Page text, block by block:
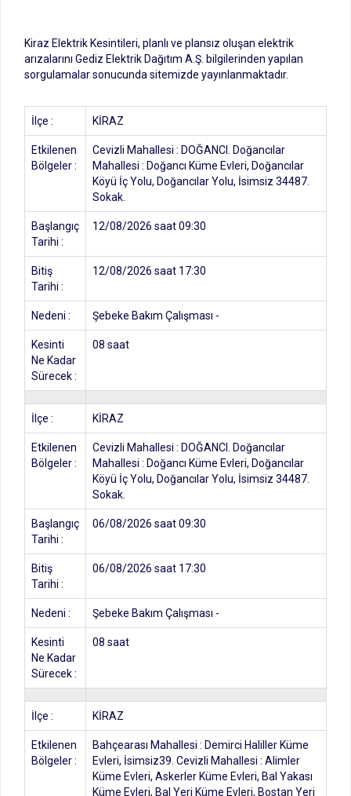
Kiraz Elektrik Kesintileri, planlı ve plansız oluşan elektrik
arızalarını Gediz Elektrik Dağıtım A.Ş. bilgilerinden yapılan
sorgulamalar sonucunda sitemizde yayınlanmaktadır.
İlçe : KİRAZ
Etkilenen
Bölgeler :
Cevizli Mahallesi : DOĞANCI. Doğancılar
Mahallesi : Doğancı Küme Evleri, Doğancılar
Köyü İç Yolu, Doğancılar Yolu, İsimsiz 34487.
Sokak.
Başlangıç
Tarihi :
12/08/2026 saat 09:30
Bitiş
Tarihi :
12/08/2026 saat 17:30
Nedeni : Şebeke Bakım Çalışması -
Kesinti
Ne Kadar
Sürecek :
08 saat
İlçe : KİRAZ
Etkilenen
Bölgeler :
Cevizli Mahallesi : DOĞANCI. Doğancılar
Mahallesi : Doğancı Küme Evleri, Doğancılar
Köyü İç Yolu, Doğancılar Yolu, İsimsiz 34487.
Sokak.
Başlangıç
Tarihi :
06/08/2026 saat 09:30
Bitiş
Tarihi :
06/08/2026 saat 17:30
Nedeni : Şebeke Bakım Çalışması -
Kesinti
Ne Kadar
Sürecek :
08 saat
İlçe : KİRAZ
Etkilenen
Bölgeler :
Bahçearası Mahallesi : Demirci Haliller Küme
Evleri, İsimsiz39. Cevizli Mahallesi : Alimler
Küme Evleri, Askerler Küme Evleri, Bal Yakası
Küme Evleri, Bal Yeri Küme Evleri, Bostan Yeri